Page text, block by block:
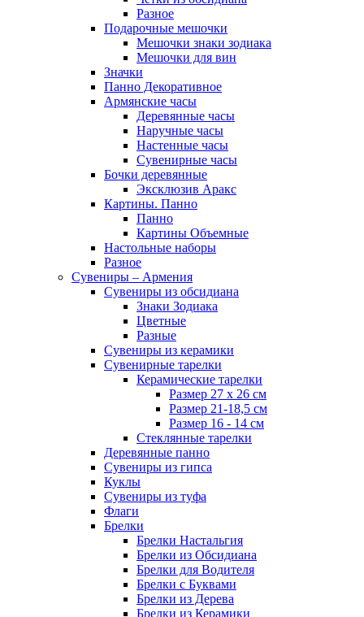
Разное
Подарочные мешочки
Мешочки знаки зодиака
Мешочки для вин
Значки
Панно Декоративное
Армянские часы
Деревянные часы
Наручные часы
Настенные часы
Сувенирные часы
Бочки деревянные
Эксклюзив Аракс
Картины. Панно
Панно
Картины Объемные
Настольные наборы
Разное
Сувениры – Армения
Сувениры из обсидиана
Знаки Зодиака
Цветные
Разные
Сувениры из керамики
Сувенирные тарелки
Керамические тарелки
Размер 27 х 26 см
Размер 21-18,5 см
Размер 16 - 14 см
Стеклянные тарелки
Деревянные панно
Сувениры из гипса
Куклы
Сувениры из туфа
Флаги
Брелки
Брелки Настальгия
Брелки из Обсидиана
Брелки для Водителя
Брелки с Буквами
Брелки из Дерева
Брелки из Керамики